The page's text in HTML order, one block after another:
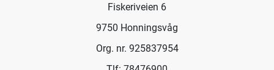
Fiskeriveien 6
9750 Honningsvåg
Org. nr. 925837954